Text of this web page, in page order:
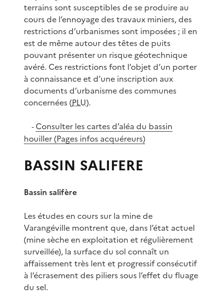
terrains sont susceptibles de se produire au
cours de l’ennoyage des travaux miniers, des
restrictions d’urbanismes sont imposées ; il en
est de même autour des têtes de puits
pouvant présenter un risque géotechnique
avéré. Ces restrictions font l’objet d’un porter
à connaissance et d’une inscription aux
documents d’urbanisme des communes
concernées (PLU).
- Consulter les cartes d’aléa du bassin
houiller (Pages infos acquéreurs)
BASSIN SALIFERE
Bassin salifère
Les études en cours sur la mine de
Varangéville montrent que, dans l’état actuel
(mine sèche en exploitation et régulièrement
surveillée), la surface du sol connaît un
affaissement très lent et progressif consécutif
à l’écrasement des piliers sous l’effet du fluage
du sel.